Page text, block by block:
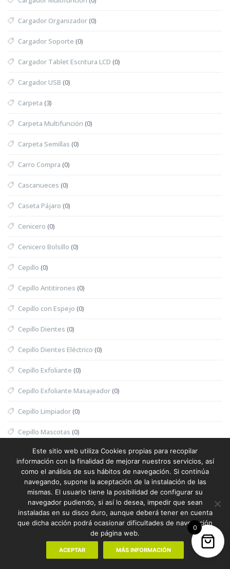
Cargador Organizador(0)
Cargador Soporte (0)
Cargador Tablet Escritura LCD (0)
Cargador USB (0)
Carpeta (3)
Carpeta Multifunción (0)
Carpeta Semillas (0)
Carro Compra (0)
Cascanueces (0)
Caseta Pájaro (0)
Cenicero (0)
Cenicero Bolsillo (0)
Cepillo (0)
Cepillo Antitirones (0)
Cepillo con Espejo (0)
Cepillo Dientes (0)
Cepillo Dientes Eléctrico (0)
Cepillo Exfoliante (0)
Cepillo Exfoliante Masajeador(0)
Cepillo Limpiador(0)
Cepillo Mascotas (0)
Cesta(0)
Cesta Halloween (0)
Cesta Nevera Picnic (0)
Cesta Picnic(0)
0
Este sitio web utiliza Cookies propias para recopilar
información con la finalidad de mejorar nuestros servicios, así
como el análisis de sus hábitos de navegación. Si continúa
navegando, supone la aceptación de la instalación de las
mismas. El usuario tiene la posibilidad de configurar su
navegador pudiendo, si así lo desea, impedir que sean
instaladas en su disco duro, aunque deberá tener en cuenta
que dicha acción podrá ocasionar dificultades de navegación
de página web.
ACEPTAR MÁS INFORMACIÓN